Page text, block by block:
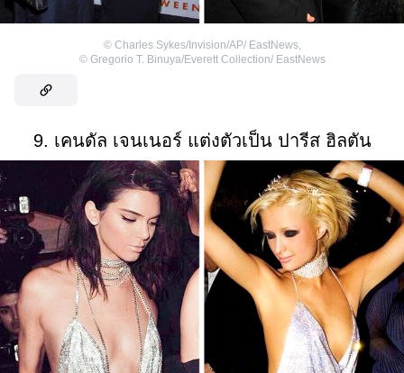
© Charles Sykes/Invision/AP/ EastNews,
© Gregorio T. Binuya/Everett Collection/ EastNews
9. เคนดัล เจนเนอร์ แต่งตัวเป็น ปารีส ฮิลตัน